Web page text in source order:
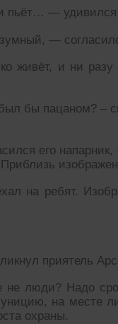
пьёт… —
—
живёт, и ни разу
бы пацаном? –
его
Приблизь
на ребят.
приятель
люди? Надо
на месте
охраны.